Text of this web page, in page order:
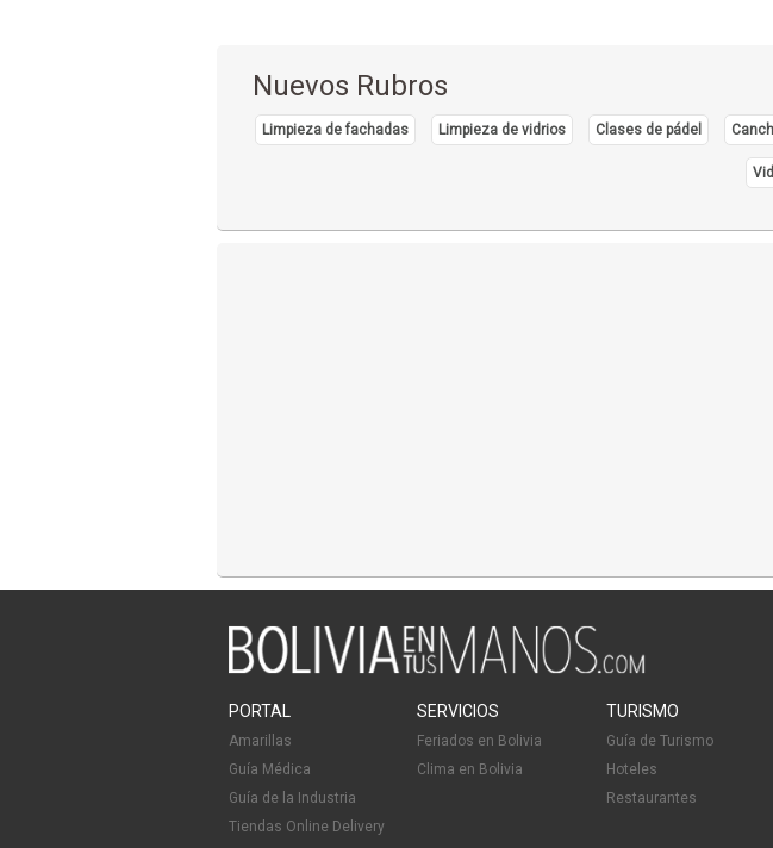
Nuevos Rubros
Limpieza de fachadas Limpieza de vidrios Clases de pádel
PORTAL
Amarillas
Guía Médica
Guía de la Industria
Tiendas Online Delivery
SERVICIOS
Feriados en Bolivia
Clima en Bolivia
TURISMO
Guía de Turismo
Hoteles
Restaurantes